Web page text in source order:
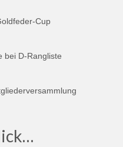
Cup
bei D-Rangliste